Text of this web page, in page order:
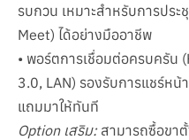
รบกวน เหมาะสำหรับการประ
Meet) ได้อย่างมืออาชีพ
• พอร์ตการเชื่อมต่อครบครัน
3.0, LAN) รองรับการแชร์หน้
แถมมาให้ทันที
Option เสริม:สามารถซื้อขาตั้